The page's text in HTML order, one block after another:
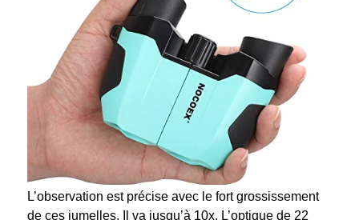
L’observation est précise avec le fort grossissement
de ces jumelles. Il va jusqu’à 10x. L’optique de 22